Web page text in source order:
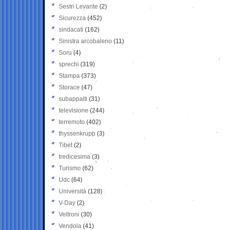
Sestri Levante (2)
Sicurezza (452)
sindacati (162)
Sinistra arcobaleno (11)
Soru (4)
sprechi (319)
Stampa (373)
Storace (47)
subappalti (31)
televisione(244)
terremoto (402)
thyssenkrupp (3)
Tibet(2)
tredicesima (3)
Turismo (62)
Udc (64)
Università (128)
V-Day (2)
Veltroni (30)
Vendola (41)